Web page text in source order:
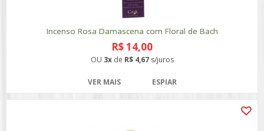
Incenso Rosa Damascena com Floral de Bach
R$ 14,00
OU 3xde R$ 4,67s/juros
VER MAIS ESPIAR